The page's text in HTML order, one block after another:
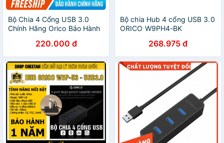
Bộ Chia 4 Cổng USB 3.0
Chính Hãng Orico Bảo Hành
Orico 4 cổng 3.0 W5PU3
220.000 đ
Bộ chia Hub 4 cổng USB 3.0
ORICO W9PH4-BK
268.975 đ